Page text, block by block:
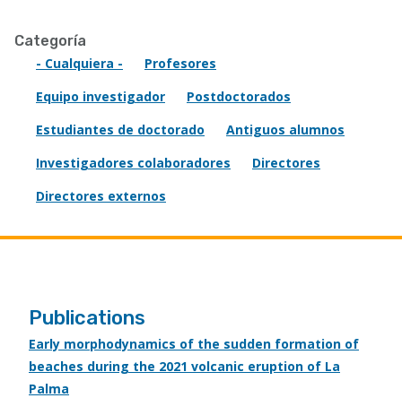
Categoría
- Cualquiera -
Profesores
Equipo investigador
Postdoctorados
Estudiantes de doctorado
Antiguos alumnos
Investigadores colaboradores
Directores
Directores externos
Publications
Early morphodynamics of the sudden formation of
beaches during the 2021 volcanic eruption of La
Palma